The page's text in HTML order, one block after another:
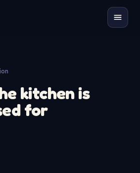
kitchen is
for